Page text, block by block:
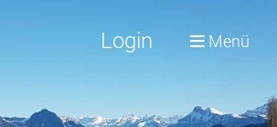
Login Menü